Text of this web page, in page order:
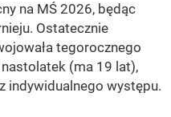
na MŚ 2026, będąc
Ostatecznie
tegorocznego
(ma 19 lat),
indywidualnego występu.